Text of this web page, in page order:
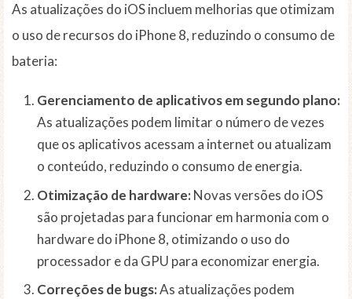
As atualizações do iOS incluem melhorias que otimizam
o uso de recursos do iPhone 8, reduzindo o consumo de
bateria:
Gerenciamento de aplicativos em segundo plano:
As atualizações podem limitar o número de vezes
que os aplicativos acessam a internet ou atualizam
o conteúdo, reduzindo o consumo de energia.
Otimização de hardware:Novas versões do iOS
são projetadas para funcionar em harmonia com o
hardware do iPhone 8, otimizando o uso do
processador e da GPU para economizar energia.
Correções de bugs:As atualizações podem